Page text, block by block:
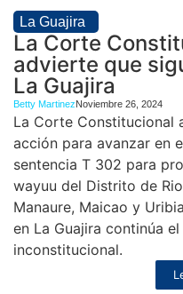
La Guajira
La Corte
advierte que
La Guajira
Betty MartinezNoviembre 26, 2024
La Corte Constitucional
acción para avanzar en
sentencia T 302 para
wayuu del Distrito de
Manaure, Maicao y
en La Guajira continúa
inconstitucional.